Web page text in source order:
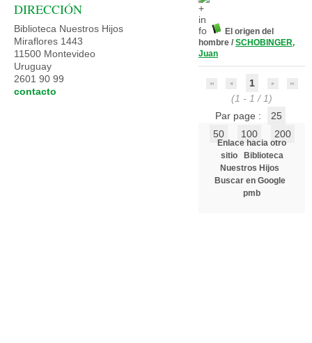
El origen del
hombre / SCHOBINGER,
Juan
1
(1 - 1 / 1)
Par page :
25
50
100 200
Enlace hacia otro
sitio
Biblioteca
Nuestros Hijos
Buscar en Google
pmb
DIRECCIÓN
Biblioteca Nuestros Hijos
Miraflores 1443
11500 Montevideo
Uruguay
2601 90 99
contacto